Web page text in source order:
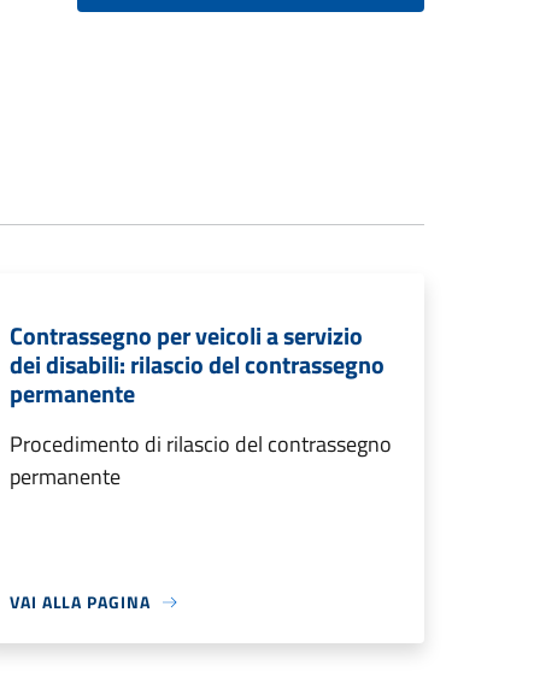
Contrassegno per veicoli a servizio
dei disabili: rilascio del contrassegno
permanente
Procedimento di rilascio del contrassegno
permanente
VAI ALLA PAGINA